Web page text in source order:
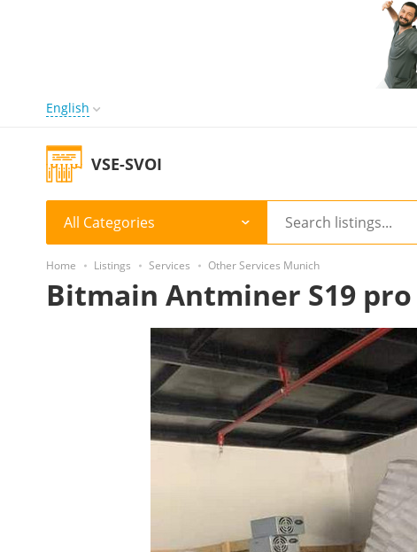
English
VSE-SVOI
All Categories
Home Listings Services Other Services Munich
Bitmain Antminer S19